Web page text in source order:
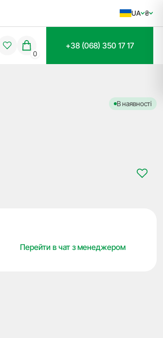
UA ₴
0
+38 (068) 350 17 17
В наявності
Перейти в чат з менеджером